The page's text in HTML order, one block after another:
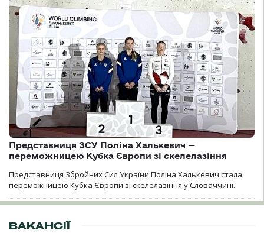
Представниця ЗСУ Поліна Халькевич —
переможницею Кубка Європи зі скелелазіння
Представниця Збройних Сил України Поліна Халькевич стала
переможницею Кубка Європи зі скелелазіння у Словаччині.
ВАКАНСІЇ